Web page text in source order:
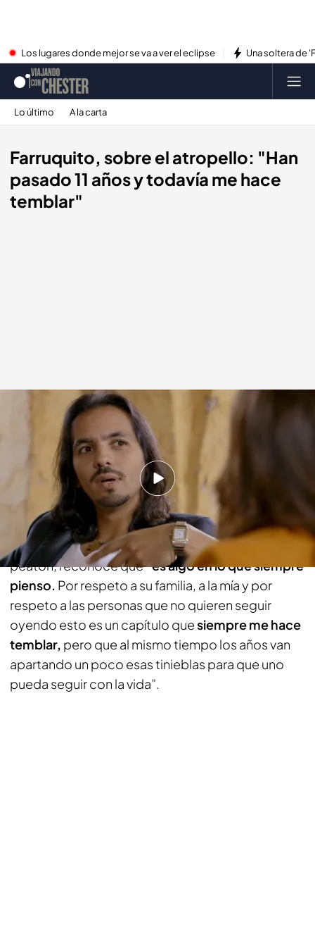
Los lugares donde mejor se va a ver el eclipse Una soltera de
Lo último A la carta
Farruquito, sobre el atropello: "Han
pasado 11 años y todavía me hace
temblar"
cuatro.com
14 JUN 2015 - 23:18h.
Compartir
Farruquito habla del capítulo más negro de su
biografía. Once años después de atropellar a un
peatón, reconoce que“es algo en lo que siempre
pienso. Por respeto a su familia, a la mía y por
respeto a las personas que no quieren seguir
oyendo esto es un capítulo quesiempre me hace
temblar, pero que al mismo tiempo los años van
apartando un poco esas tinieblas para que uno
pueda seguir con la vida”.